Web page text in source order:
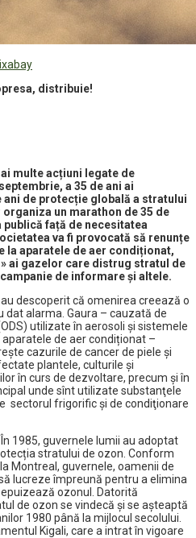
distribuie!
multe acțiuni legate de
a 35 de ani ai
ani de protecție globală a stratului
un marathon de 35 de
față de necesitatea
va fi provocată să renunțe
la aparatele de aer condiționat,
ai gazelor care distrug stratul de
de informare și altele.
descoperit că omenirea creează o
dat alarma. Gaura – cauzată de
utilizate în aerosoli și sistemele
de aer condiționat –
cazurile de cancer de piele și
plantele, culturile și
în curs de dezvoltare, precum şi în
unde sînt utilizate substanţele
sectorul frigorific şi de condiţionare
1985, guvernele lumii au adoptat
stratului de ozon. Conform
Montreal, guvernele, oamenii de
lucreze împreună pentru a elimina
ozonul. Datorită
de ozon se vindecă și se așteaptă
1980 până la mijlocul secolului.
Kigali, care a intrat în vigoare